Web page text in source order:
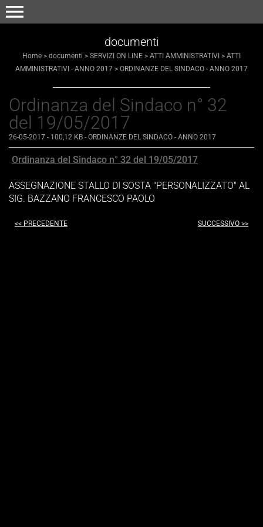
menu
documenti
Home > documenti > SERVIZI ON LINE > ATTI AMMINISTRATIVI > ATTI
AMMINISTRATIVI - ANNO 2017 > ORDINANZE DEL SINDACO - ANNO 2017
Ordinanza del Sindaco n° 32
del 19/05/2017
26-05-2017 - 100,12 KB - ORDINANZE DEL SINDACO - ANNO 2017
Ordinanza del Sindaco n° 32 del 19/05/2017
ASSEGNAZIONE STALLO DI SOSTA "PERSONALIZZATO" AL
SIG. BAZZANO FRANCESCO PAOLO
<< PRECEDENTE SUCCESSIVO >>